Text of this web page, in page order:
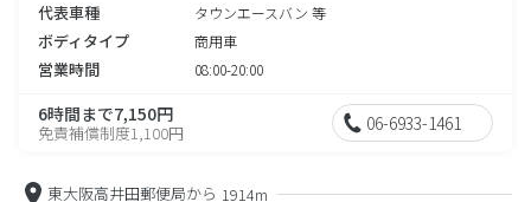
代表車種 タウンエースバン 等
ボディタイプ 商用車
営業時間 08:00-20:00
6時間まで7,150円
免責補償制度1,100円 06-6933-1461
東大阪高井田郵便局から 1914m